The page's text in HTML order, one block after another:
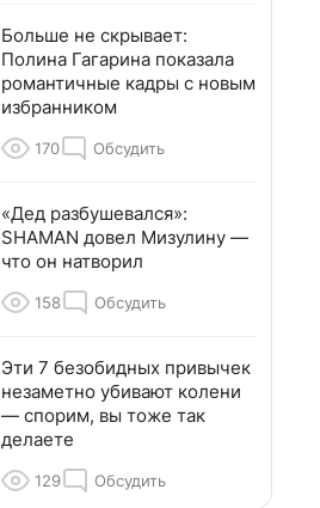
Больше не скрывает:
Полина Гагарина показала
романтичные кадры с новым
избранником
170 Обсудить
«Дед разбушевался»:
SHAMAN довел Мизулину —
что он натворил
158 Обсудить
Эти 7 безобидных привычек
незаметно убивают колени
— спорим, вы тоже так
делаете
129 Обсудить